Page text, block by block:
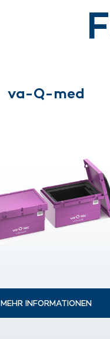
va-Q-med
MEHR INFORMATIONEN